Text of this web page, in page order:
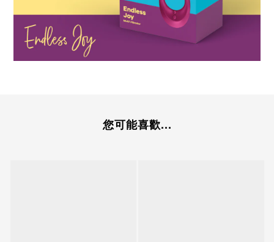
您可能喜歡...